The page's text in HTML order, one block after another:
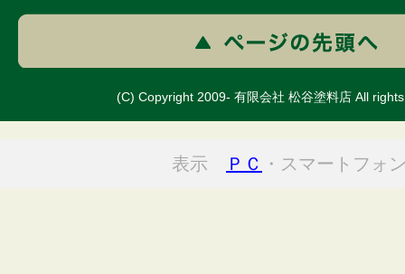
(C) Copyright 2009- 有限会社 松谷塗料店 All
表示 ＰＣ ・スマートフォ